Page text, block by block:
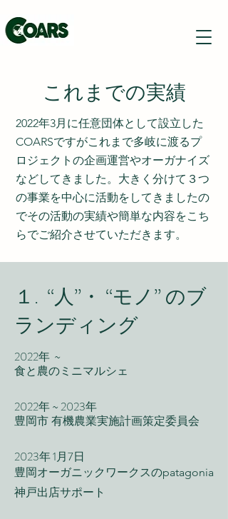
これまでの実績
2022年3月に任意団体として設立した
COARSですがこれまで多岐に渡るプ
ロジェクトの企画運営やオーガナイズ
などしてきました。大きく分けて３つ
の事業を中心に活動をしてきましたの
でその活動の実績や簡単な内容をこち
らでご紹介させていただきます。
​１. “人”・ “モノ” のブ
ランディング
2022年 ~
​食と農のミニマルシェ
2022年 ~ 2023年
豊岡市 有機農業実施計画策定委員会
2023年 1月7日
豊岡オーガニックワークスのpatagonia
神戸出店サポート